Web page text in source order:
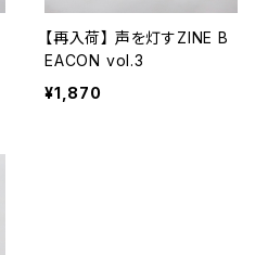
【再入荷】 声を灯すZINE B
EACON vol.3
¥1,870